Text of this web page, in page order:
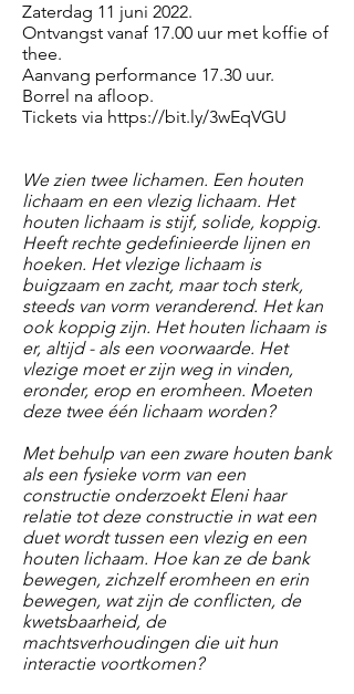
Zaterdag 11 juni 2022.
Ontvangst vanaf 17.00 uur met koffie of
thee.
Aanvang performance 17.30 uur.
Borrel na afloop.
Tickets via https://bit.ly/3wEqVGU
We zien twee lichamen. Een houten
lichaam en een vlezig lichaam. Het
houten lichaam is stijf, solide, koppig.
Heeft rechte gedefinieerde lijnen en
hoeken. Het vlezige lichaam is
buigzaam en zacht, maar toch sterk,
steeds van vorm veranderend. Het kan
ook koppig zijn. Het houten lichaam is
er, altijd - als een voorwaarde. Het
vlezige moet er zijn weg in vinden,
eronder, erop en eromheen. Moeten
deze twee één lichaam worden?
Met behulp van een zware houten bank
als een fysieke vorm van een
constructie onderzoekt Eleni haar
relatie tot deze constructie in wat een
duet wordt tussen een vlezig en een
houten lichaam. Hoe kan ze de bank
bewegen, zichzelf eromheen en erin
bewegen, wat zijn de conflicten, de
kwetsbaarheid, de
machtsverhoudingen die uit hun
interactie voortkomen?